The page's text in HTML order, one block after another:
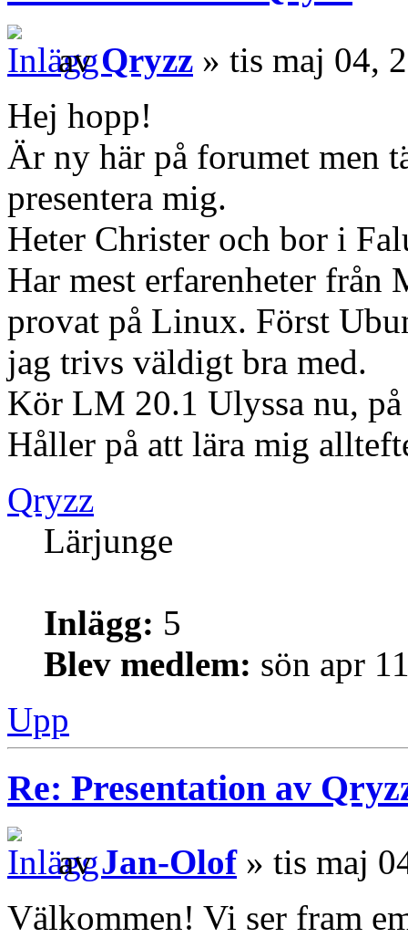
avQryzz » tis maj 04,
Hej hopp!
Är ny här på forumet men
presentera mig.
Heter Christer och bor i
Har mest erfarenheter från
provat på Linux. Först
jag trivs väldigt bra med.
Kör LM 20.1 Ulyssa nu,
Håller på att lära mig
Qryzz
Lärjunge
Inlägg: 5
Blev medlem: sön apr
Upp
Re: Presentation av
avJan-Olof» tis maj
Välkommen! Vi ser fram